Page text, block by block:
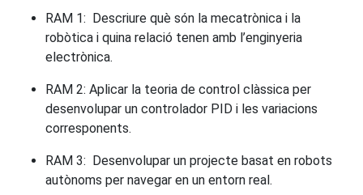
RAM 1: Descriure què són la mecatrònica i la
robòtica i quina relació tenen amb l’enginyeria
electrònica.
RAM 2: Aplicar la teoria de control clàssica per
desenvolupar un controlador PID i les variacions
corresponents.
RAM 3: Desenvolupar un projecte basat en robots
autònoms per navegar en un entorn real.